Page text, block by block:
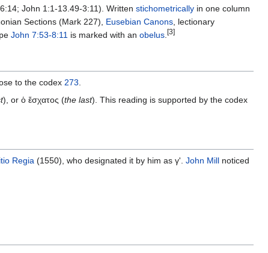
John 1:1-13.49-3:11). Written stichometrically in one column
Sections (Mark 227), Eusebian Canons, lectionary
John 7:53-8:11 is marked with an obelus. [3]
to the codex 273.
), or ὁ ἔσχατος (the last). This reading is supported by the codex
Regia (1550), who designated it by him as γ'. John Mill noticed